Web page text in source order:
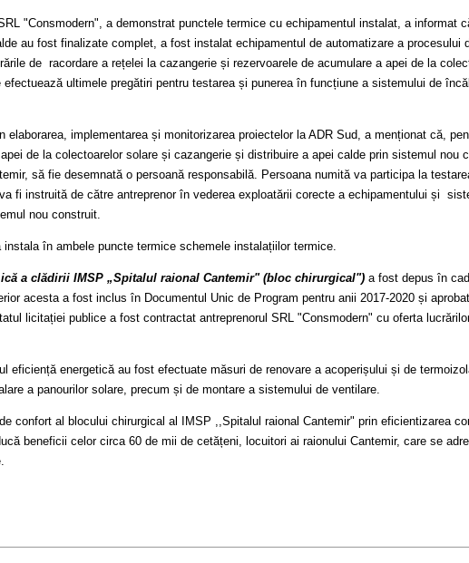
"Consmodern", a demonstrat punctele termice cu echipamentul instalat, a informat
au fost finalizate complet, a fost instalat echipamentul de automatizare a procesului
de racordare a rețelei la cazangerie și rezervoarele de acumulare a apei de la
ultimele pregătiri pentru testarea și punerea în funcțiune a sistemului de
implementarea și monitorizarea proiectelor la ADR Sud, a menționat că,
de la colectoarelor solare și cazangerie și distribuire a apei calde prin sistemul nou
să fie desemnată o persoană responsabilă. Persoana numită va participa la
fi instruită de către antreprenor în vederea exploatării corecte a echipamentului și
nou construit.
în ambele puncte termice schemele instalațiilor termice.
a clădirii IMSP „Spitalul raional Cantemir" (bloc chirurgical") a fost depus în
acesta a fost inclus în Documentul Unic de Program pentru anii 2017-2020 și
licitației publice a fost contractat antreprenorul SRL "Consmodern" cu oferta
eficiență energetică au fost efectuate măsuri de renovare a acoperișului și de
a panourilor solare, precum și de montare a sistemului de ventilare.
confort al blocului chirurgical al IMSP ,,Spitalul raional Cantemir" prin eficientizarea
beneficii celor circa 60 de mii de cetățeni, locuitori ai raionului Cantemir, care se